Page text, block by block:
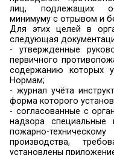
исключением
руководителем
лицом)
в пользовании
ином законном
(далее -
инструкция о
соответствии с
XVIII Правил, в
категории А, Б и
назначения.